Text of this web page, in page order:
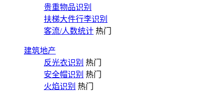
贵重物品识别
扶梯大件行李识别
客流/人数统计 热门
建筑地产
反光衣识别 热门
安全帽识别 热门
火焰识别 热门